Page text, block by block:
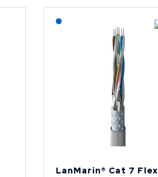
LanMarin® Cat 7 Flex